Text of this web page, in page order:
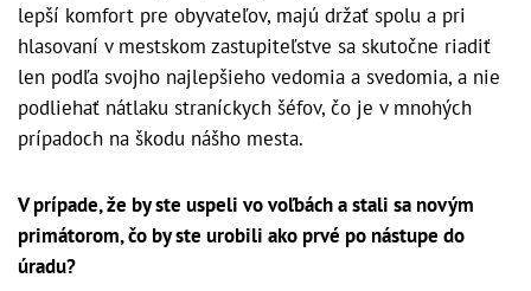
lepší komfort pre obyvateľov, majú držať spolu a pri
hlasovaní v mestskom zastupiteľstve sa skutočne riadiť
len podľa svojho najlepšieho vedomia a svedomia, a nie
podliehať nátlaku straníckych šéfov, čo je v mnohých
prípadoch na škodu nášho mesta.
V prípade, že by ste uspeli vo voľbách a stali sa novým
primátorom, čo by ste urobili ako prvé po nástupe do
úradu?